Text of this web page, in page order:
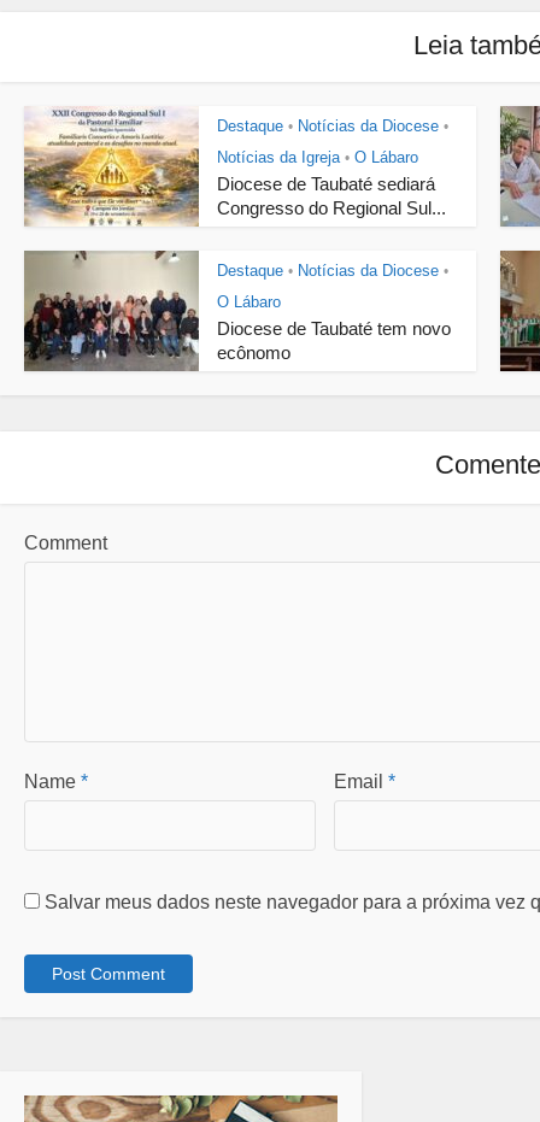
Leia
Destaque • Notícias da Diocese •
Notícias da Igreja • O Lábaro
Diocese de Taubaté sediará
Congresso do Regional Sul...
Destaque • Notícias da Diocese •
O Lábaro
Diocese de Taubaté tem novo
ecônomo
Comente
Comment
Name * Email *
Salvar meus dados neste navegador para a próxima vez